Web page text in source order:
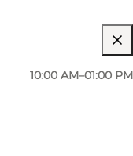
10:00 AM–01:00 PM